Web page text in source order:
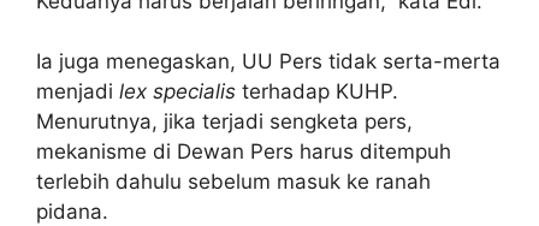
Ia juga menegaskan, UU Pers tidak serta-merta
menjadi lex specialis terhadap KUHP.
Menurutnya, jika terjadi sengketa pers,
mekanisme di Dewan Pers harus ditempuh
terlebih dahulu sebelum masuk ke ranah
pidana.